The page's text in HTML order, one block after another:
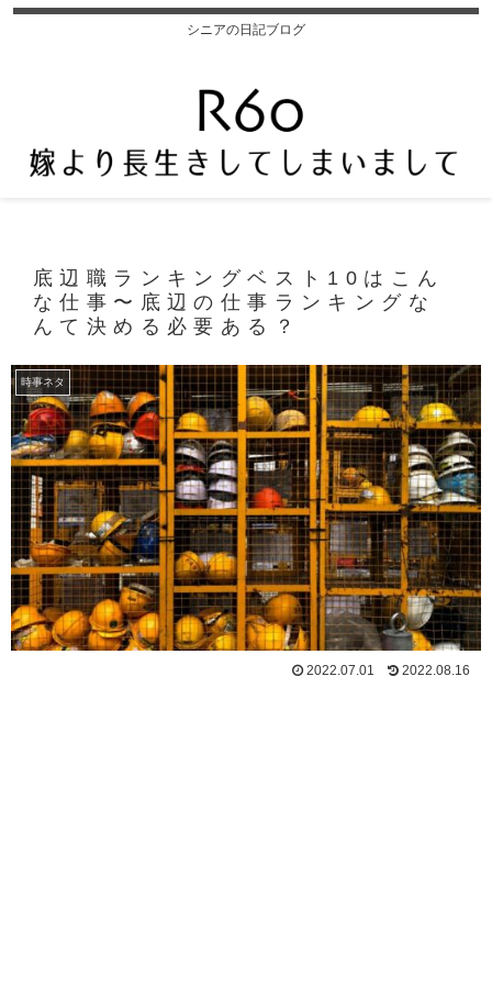
シニアの日記ブログ
底辺職ランキングベスト10はこん
な仕事〜底辺の仕事ランキングな
んて決める必要ある？
時事ネタ
2022.07.01 2022.08.16